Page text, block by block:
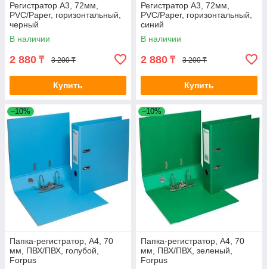
Регистратор A3, 72мм,
PVC/Paper, горизонтальный,
черный
В наличии
2 880 ₸ 3 200 ₸
Купить
Регистратор A3, 72мм,
PVC/Paper, горизонтальный,
синий
В наличии
2 880 ₸ 3 200 ₸
Купить
–10%
Папка-регистратор, А4, 70
мм, ПВХ/ПВХ, голубой,
Forpus
–10%
Папка-регистратор, А4, 70
мм, ПВХ/ПВХ, зеленый,
Forpus